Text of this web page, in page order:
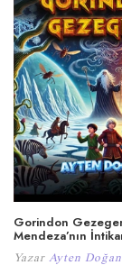
Gorindon
Mendeza’nın
Yazar Ayten Doğan